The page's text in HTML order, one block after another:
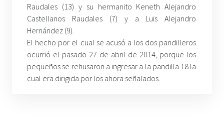
Raudales (13) y su hermanito Keneth Alejandro
Castellanos Raudales (7) y a Luis Alejandro
Hernández (9).
El hecho por el cual se acusó a los dos pandilleros
ocurrió el pasado 27 de abril de 2014, porque los
pequeños se rehusaron a ingresar a la pandilla 18 la
cual era dirigida por los ahora señalados.